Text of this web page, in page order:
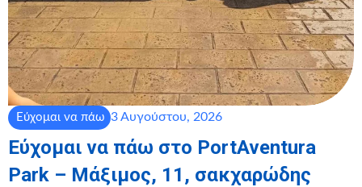
Εύχομαι να πάω 3 Αυγούστου, 2026
Εύχομαι να πάω στο PortAventura
Park – Μάξιμος, 11, σακχαρώδης